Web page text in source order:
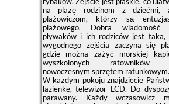
na plażę rodzinom z
plażowiczom, którzy są
plażowego. Dobra wiadomość
pływaków i ich rodziców jest
wygodnego zejścia zaczyna się
gdzie można zażyć morskiej
wyszkolonych ratowników
nowoczesnym sprzętem ratunkowym.
W każdym pokoju znajdziecie
łazienkę, telewizor LCD. Do
parawany. Każdy wczasowicz